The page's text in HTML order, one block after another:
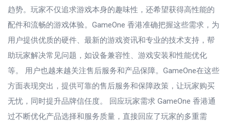
趋势。玩家不仅追求游戏本身的趣味性，还希望获得高性能的
配件和流畅的游戏体验。GameOne 香港准确把握这些需求，为
用户提供优质的硬件、最新的游戏资讯和专业的技术支持，帮
助玩家解决常见问题，如设备兼容性、游戏安装和性能优化
等。 用户也越来越关注售后服务和产品保障。GameOne在这些
方面表现突出，提供可靠的售后服务和保障政策，让玩家购买
无忧，同时提升品牌信任度。 回应玩家需求 GameOne 香港通
过不断优化产品选择和服务质量，直接回应了玩家的多重需